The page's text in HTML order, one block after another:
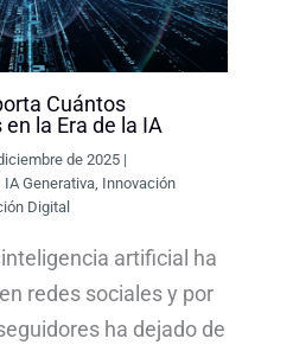
Cuántos
la Era de la IA
de 2025 |
IA Generativa, Innovación
Digital
artificial ha
redes sociales y por
ha dejado de